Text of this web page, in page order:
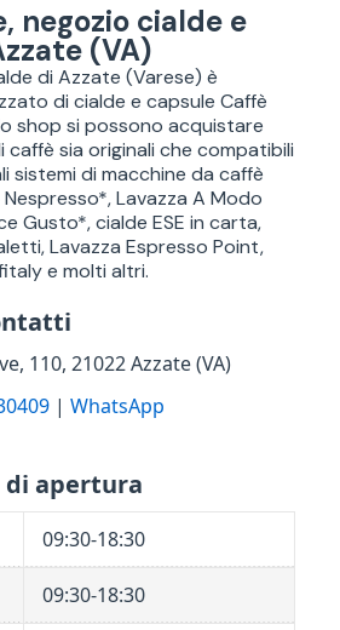
negozio cialde e
(VA)
di Azzate (Varese) è
di cialde e capsule Caffè
shop si possono acquistare
caffè sia originali che compatibili
sistemi di macchine da caffè
Lavazza A Modo
Gusto*, cialde ESE in carta,
Lavazza Espresso Point,
e molti altri.
110, 21022 Azzate (VA)
| WhatsApp
di apertura
09:30-18:30
09:30-18:30